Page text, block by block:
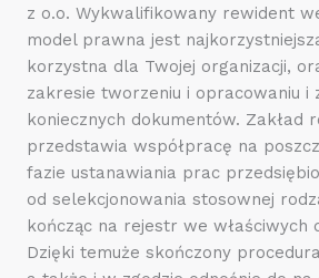
z o.o. Wykwalifikowany rewident
model prawna jest
korzystna dla Twojej organizacji,
zakresie tworzeniu i opracowaniu i
koniecznych dokumentów. Zakład
przedstawia współpracę na
fazie ustanawiania prac
od selekcjonowania stosownej
kończąc na rejestr we właściwych
Dzięki temuże skończony